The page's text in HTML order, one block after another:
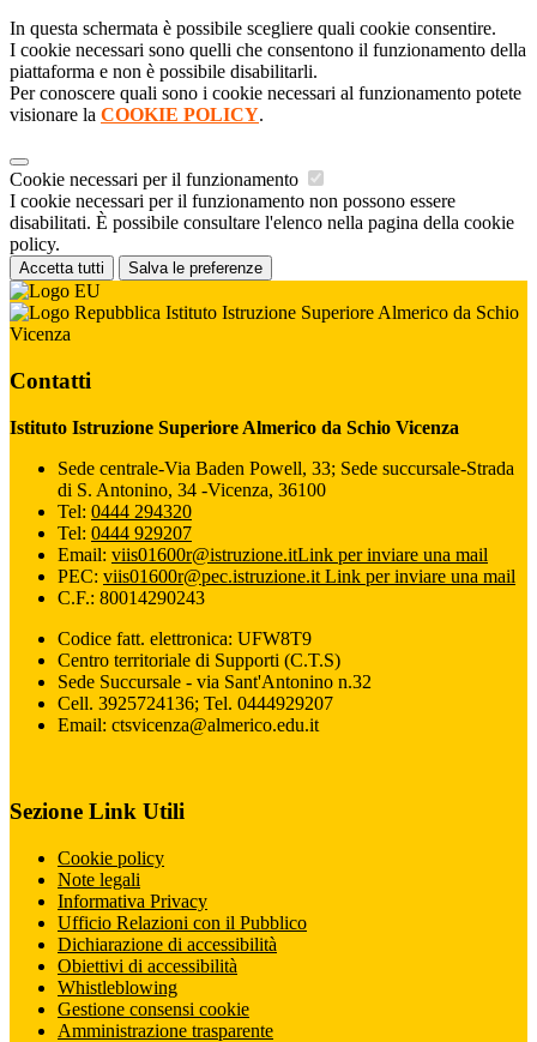
In questa schermata è possibile scegliere quali cookie consentire.
I cookie necessari sono quelli che consentono il funzionamento della
piattaforma e non è possibile disabilitarli.
Per conoscere quali sono i cookie necessari al funzionamento potete
visionare la COOKIE POLICY.
Cookie necessari per il funzionamento
I cookie necessari per il funzionamento non possono essere
disabilitati. È possibile consultare l'elenco nella pagina della cookie
policy.
Accetta tutti Salva le preferenze
Istituto Istruzione Superiore Almerico da Schio
Vicenza
Contatti
Istituto Istruzione Superiore Almerico da Schio Vicenza
Sede centrale-Via Baden Powell, 33; Sede succursale-Strada
di S. Antonino, 34 -Vicenza, 36100
Tel: 0444 294320
Tel: 0444 929207
Email: viis01600r@istruzione.itLink per inviare una mail
PEC: viis01600r@pec.istruzione.it Link per inviare una mail
C.F.: 80014290243
Codice fatt. elettronica: UFW8T9
Centro territoriale di Supporti (C.T.S)
Sede Succursale - via Sant'Antonino n.32
Cell. 3925724136; Tel. 0444929207
Email: ctsvicenza@almerico.edu.it
Sezione Link Utili
Cookie policy
Note legali
Informativa Privacy
Ufficio Relazioni con il Pubblico
Dichiarazione di accessibilità
Obiettivi di accessibilità
Whistleblowing
Gestione consensi cookie
Amministrazione trasparente